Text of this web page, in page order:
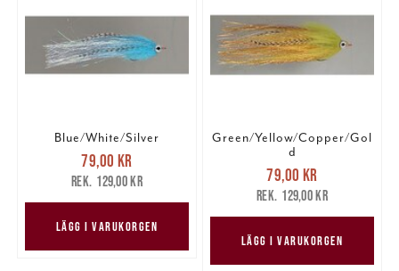
Blue/White/Silver
Nuvarande pris
79,00 krTidigare pris
129,00 kr
79,00 kr
129,00 kr
LÄGG I VARUKORGEN
Green/Yellow/Copper/Gol
d
Nuvarande pris
79,00 krTidigare pris
129,00 kr
79,00 kr
129,00 kr
LÄGG I VARUKORGEN